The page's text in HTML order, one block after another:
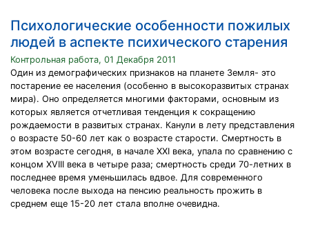
Психологические особенности пожилых
людей в аспекте психического старения
Контрольная работа, 01 Декабря 2011
Один из демографических признаков на планете Земля- это
постарение ее населения (особенно в высокоразвитых странах
мира). Оно определяется многими факторами, основным из
которых является отчетливая тенденция к сокращению
рождаемости в развитых странах. Канули в лету представления
о возрасте 50-60 лет как о возрасте старости. Смертность в
этом возрасте сегодня, в начале XXI века, упала по сравнению с
концом XVIII века в четыре раза; смертность среди 70-летних в
последнее время уменьшилась вдвое. Для современного
человека после выхода на пенсию реальность прожить в
среднем еще 15-20 лет стала вполне очевидна.